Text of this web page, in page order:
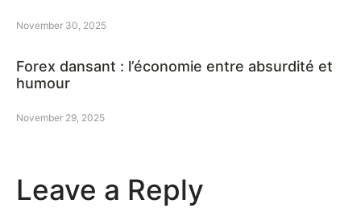
November 30, 2025
Forex dansant : l’économie entre absurdité et
humour
November 29, 2025
Leave a Reply